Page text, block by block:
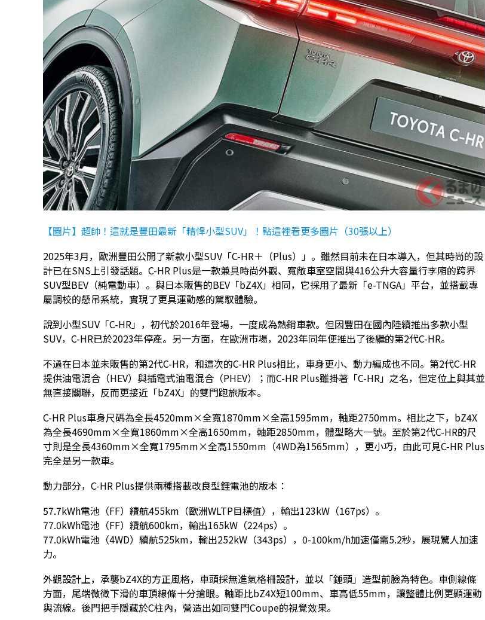
【圖片】超帥！這就是豐田最新「精悍小型SUV」！點這裡看更多圖片（30張以上）
2025年3月，歐洲豐田公開了新款小型SUV「C-HR＋（Plus）」。雖然目前未在日本導入，但其時尚的設
計已在SNS上引發話題。C-HR Plus是一款兼具時尚外觀、寬敞車室空間與416公升大容量行李廂的跨界
SUV型BEV（純電動車）。與日本販售的BEV「bZ4X」相同，它採用了最新「e-TNGA」平台，並搭載專
屬調校的懸吊系統，實現了更具運動感的駕馭體驗。
說到小型SUV「C-HR」，初代於2016年登場，一度成為熱銷車款。但因豐田在國內陸續推出多款小型
SUV，C-HR已於2023年停產。另一方面，在歐洲市場，2023年同年便推出了後繼的第2代C-HR。
不過在日本並未販售的第2代C-HR，和這次的C-HR Plus相比，車身更小、動力編成也不同。第2代C-HR
提供油電混合（HEV）與插電式油電混合（PHEV）；而C-HR Plus雖掛著「C-HR」之名，但定位上與其並
無直接關聯，反而更接近「bZ4X」的雙門跑旅版本。
C-HR Plus車身尺碼為全長4520mm×全寬1870mm×全高1595mm，軸距2750mm。相比之下，bZ4X
為全長4690mm×全寬1860mm×全高1650mm，軸距2850mm，體型略大一號。至於第2代C-HR的尺
寸則是全長4360mm×全寬1795mm×全高1550mm（4WD為1565mm），更小巧，由此可見C-HR Plus
完全是另一款車。
動力部分，C-HR Plus提供兩種搭載改良型鋰電池的版本：
57.7kWh電池（FF）續航455km（歐洲WLTP目標值），輸出123kW（167ps）。
77.0kWh電池（FF）續航600km，輸出165kW（224ps）。
77.0kWh電池（4WD）續航525km，輸出252kW（343ps），0-100km/h加速僅需5.2秒，展現驚人加速
力。
外觀設計上，承襲bZ4X的方正風格，車頭採無進氣格柵設計，並以「錘頭」造型前臉為特色。車側線條
方面，尾端微微下滑的車頂線條十分搶眼。軸距比bZ4X短100mm、車高低55mm，讓整體比例更顯運動
與流線。後門把手隱藏於C柱內，營造出如同雙門Coupe的視覺效果。